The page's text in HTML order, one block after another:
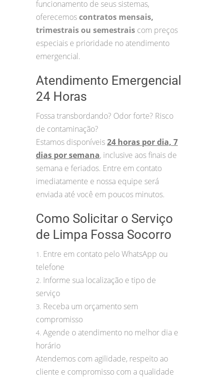
funcionamento de seus sistemas,
oferecemoscontratos mensais,
trimestrais ou semestrais com preços
especiais e prioridade no atendimento
emergencial.
Atendimento Emergencial
24 Horas
Fossa transbordando? Odor forte? Risco
de contaminação?
Estamos disponíveis24 horas por dia, 7
dias por semana, inclusive aos finais de
semana e feriados. Entre em contato
imediatamente e nossa equipe será
enviada até você em poucos minutos.
Como Solicitar o Serviço
de Limpa Fossa Socorro
1. Entre em contato pelo WhatsApp ou
telefone
2. Informe sua localização e tipo de
serviço
3. Receba um orçamento sem
compromisso
4. Agende o atendimento no melhor dia e
horário
Atendemos com agilidade, respeito ao
cliente e compromisso com a qualidade